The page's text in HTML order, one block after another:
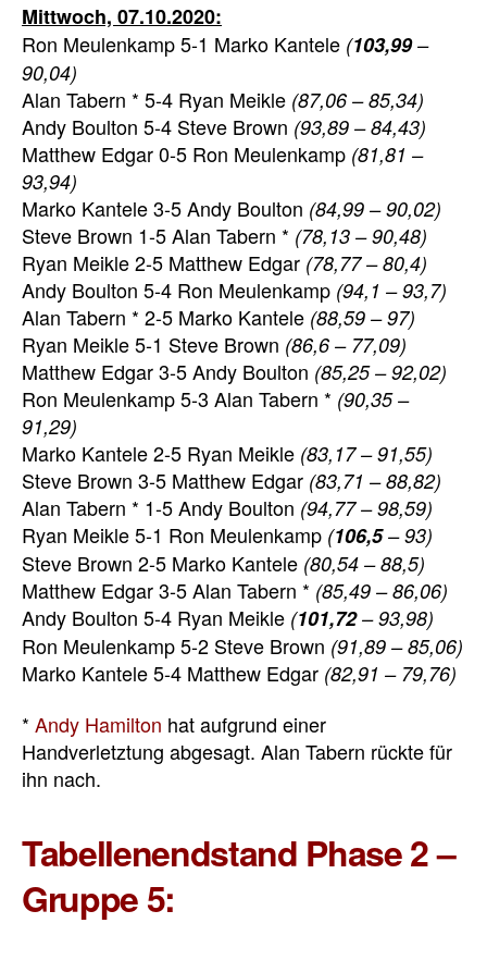
Mittwoch, 07.10.2020:
Ron Meulenkamp 5-1 Marko Kantele (103,99–
90,04)
Alan Tabern * 5-4 Ryan Meikle (87,06 – 85,34)
Andy Boulton 5-4 Steve Brown (93,89 – 84,43)
Matthew Edgar 0-5 Ron Meulenkamp (81,81 –
93,94)
Marko Kantele 3-5 Andy Boulton (84,99 – 90,02)
Steve Brown 1-5 Alan Tabern * (78,13 – 90,48)
Ryan Meikle 2-5 Matthew Edgar (78,77 – 80,4)
Andy Boulton 5-4 Ron Meulenkamp (94,1 – 93,7)
Alan Tabern * 2-5 Marko Kantele (88,59 – 97)
Ryan Meikle 5-1 Steve Brown (86,6 – 77,09)
Matthew Edgar 3-5 Andy Boulton (85,25 – 92,02)
Ron Meulenkamp 5-3 Alan Tabern * (90,35 –
91,29)
Marko Kantele 2-5 Ryan Meikle (83,17 – 91,55)
Steve Brown 3-5 Matthew Edgar (83,71 – 88,82)
Alan Tabern * 1-5 Andy Boulton (94,77 – 98,59)
Ryan Meikle 5-1 Ron Meulenkamp (106,5– 93)
Steve Brown 2-5 Marko Kantele (80,54 – 88,5)
Matthew Edgar 3-5 Alan Tabern * (85,49 – 86,06)
Andy Boulton 5-4 Ryan Meikle (101,72– 93,98)
Ron Meulenkamp 5-2 Steve Brown (91,89 – 85,06)
Marko Kantele 5-4 Matthew Edgar (82,91 – 79,76)
* Andy Hamilton hat aufgrund einer
Handverletztung abgesagt. Alan Tabern rückte für
ihn nach.
Tabellenendstand Phase 2 –
Gruppe 5: